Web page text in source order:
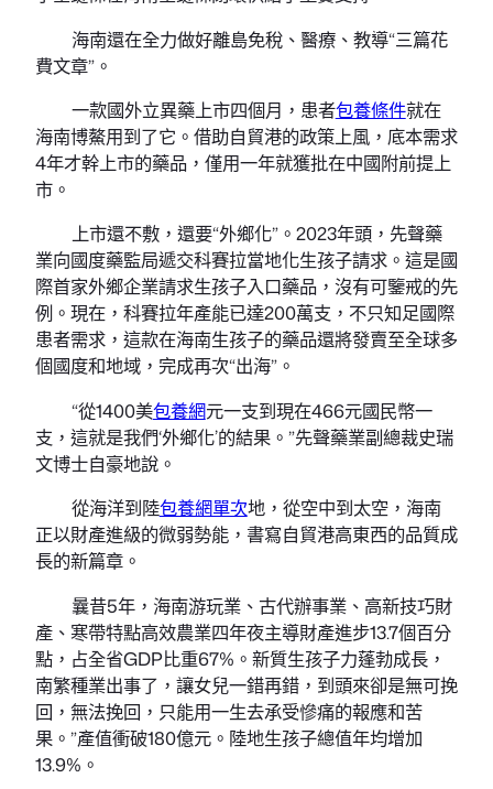
海南還在全力做好離島免稅、醫療、教導“三篇花
費文章”。
一款國外立異藥上市四個月，患者包養條件就在
海南博鰲用到了它。借助自貿港的政策上風，底本需求
4年才幹上市的藥品，僅用一年就獲批在中國附前提上
市。
上市還不敷，還要“外鄉化”。2023年頭，先聲藥
業向國度藥監局遞交科賽拉當地化生孩子請求。這是國
際首家外鄉企業請求生孩子入口藥品，沒有可鑒戒的先
例。現在，科賽拉年產能已達200萬支，不只知足國際
患者需求，這款在海南生孩子的藥品還將發賣至全球多
個國度和地域，完成再次“出海”。
“從1400美包養網元一支到現在466元國民幣一
支，這就是我們‘外鄉化’的結果。”先聲藥業副總裁史瑞
文博士自豪地說。
從海洋到陸包養網單次地，從空中到太空，海南
正以財產進級的微弱勢能，書寫自貿港高東西的品質成
長的新篇章。
曩昔5年，海南游玩業、古代辦事業、高新技巧財
產、寒帶特點高效農業四年夜主導財產進步13.7個百分
點，占全省GDP比重67%。新質生孩子力蓬勃成長，
南繁種業出事了，讓女兒一錯再錯，到頭來卻是無可挽
回，無法挽回，只能用一生去承受慘痛的報應和苦
果。”產值衝破180億元。陸地生孩子總值年均增加
13.9%。